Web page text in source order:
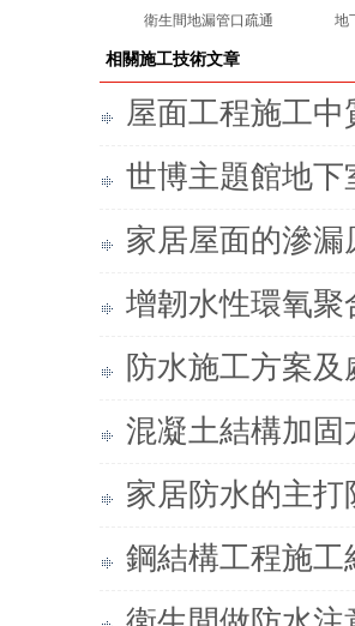
衛生間地漏管口疏通 地
相關施工技術文章
屋面工程施工
世博主題館地
家居屋面的滲漏
增韌水性環氧
防水施工方案
混凝土結構加
家居防水的主打
鋼結構工程施工